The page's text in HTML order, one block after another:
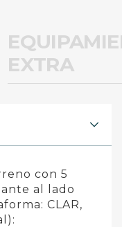
EXTRA
con 5
al lado
CLAR,